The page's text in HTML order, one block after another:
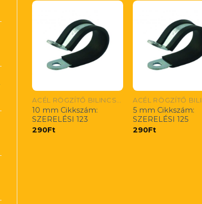
10 mm Cikkszám:
SZERELÉSI 123
290Ft
5 mm Cikkszám:
SZERELÉSI 125
290Ft